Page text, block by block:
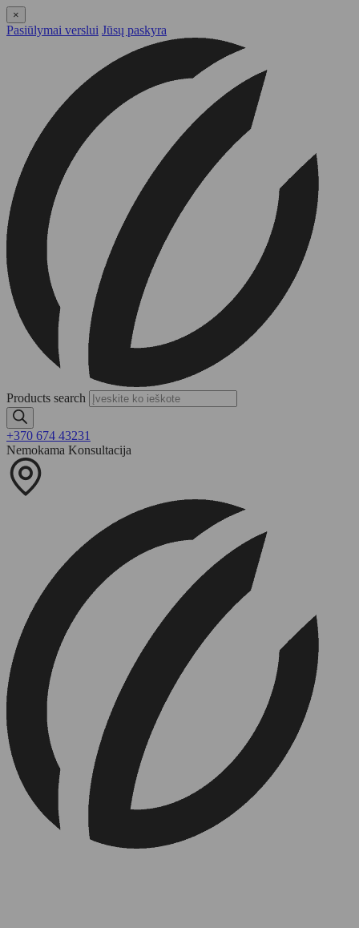
×
Pasiūlymai verslui Jūsų paskyra
Products search
+370 674 43231
Nemokama Konsultacija